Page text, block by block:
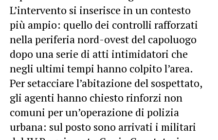
L’intervento si inserisce in un contesto
più ampio: quello dei controlli rafforzati
nella periferia nord-ovest del capoluogo
dopo una serie di atti intimidatori che
negli ultimi tempi hanno colpito l’area.
Per setacciare l’abitazione del sospettato,
gli agenti hanno chiesto rinforzi non
comuni per un’operazione di polizia
urbana: sul posto sono arrivati i militari